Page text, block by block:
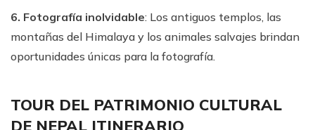
6. Fotografía inolvidable: Los antiguos templos, las
montañas del Himalaya y los animales salvajes brindan
oportunidades únicas para la fotografía.
TOUR DEL PATRIMONIO CULTURAL
DE NEPAL ITINERARIO